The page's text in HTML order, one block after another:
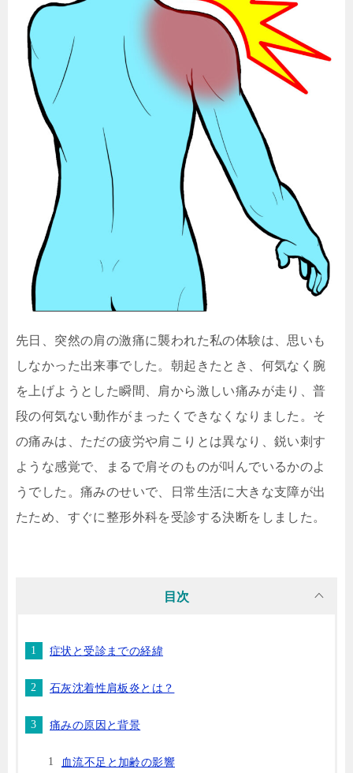
先日、突然の肩の激痛に襲われた私の体験は、思いも
しなかった出来事でした。朝起きたとき、何気なく腕
を上げようとした瞬間、肩から激しい痛みが走り、普
段の何気ない動作がまったくできなくなりました。そ
の痛みは、ただの疲労や肩こりとは異なり、鋭い刺す
ような感覚で、まるで肩そのものが叫んでいるかのよ
うでした。痛みのせいで、日常生活に大きな支障が出
たため、すぐに整形外科を受診する決断をしました。
目次
症状と受診までの経緯
石灰沈着性肩板炎とは？
痛みの原因と背景
血流不足と加齢の影響